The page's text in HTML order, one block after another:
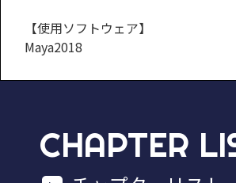
【使用ソフトウェア】
Maya2018
CHAPTER